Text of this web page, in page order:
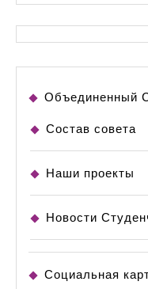
Объединенный
Состав совета
Наши проекты
Новости
Социальная